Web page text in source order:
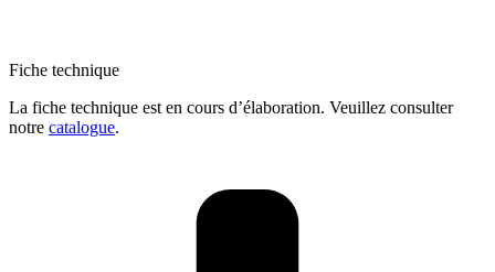
Fiche technique
La fiche technique est en cours d’élaboration. Veuillez consulter
notre catalogue.